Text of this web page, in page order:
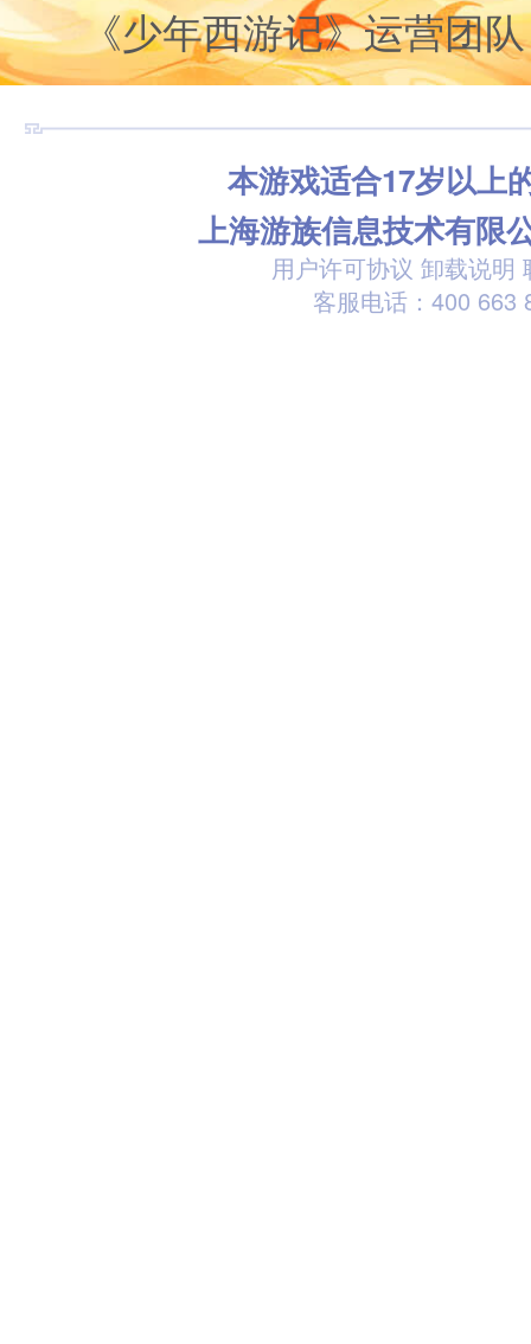
《少年西游记》运营团队
本游戏适合17岁以上
上海游族信息技术有限
用户许可协议 卸载说明
客服电话：400 663